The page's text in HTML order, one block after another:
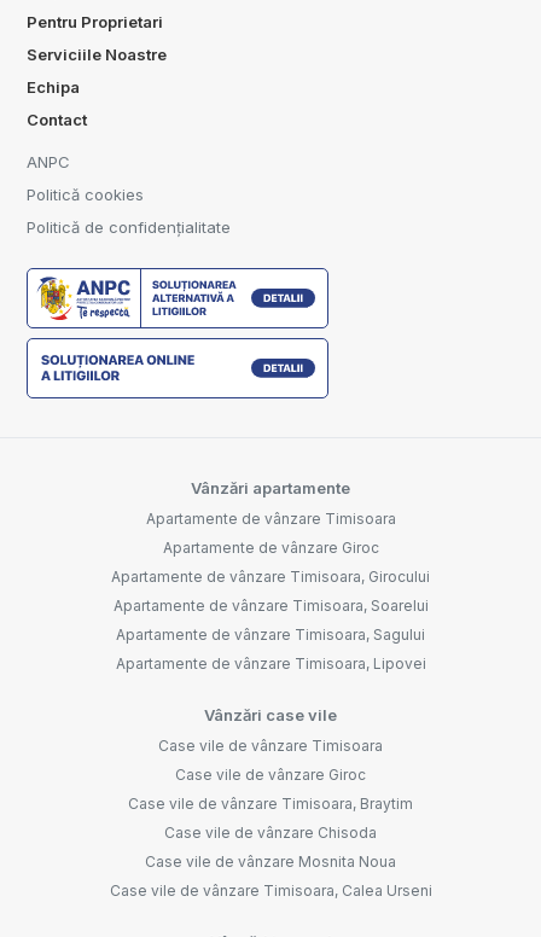
Pentru Proprietari
Serviciile Noastre
Echipa
Contact
ANPC
Politică cookies
Politică de confidențialitate
Vânzări apartamente
Apartamente de vânzare Timisoara
Apartamente de vânzare Giroc
Apartamente de vânzare Timisoara, Girocului
Apartamente de vânzare Timisoara, Soarelui
Apartamente de vânzare Timisoara, Sagului
Apartamente de vânzare Timisoara, Lipovei
Vânzări case vile
Case vile de vânzare Timisoara
Case vile de vânzare Giroc
Case vile de vânzare Timisoara, Braytim
Case vile de vânzare Chisoda
Case vile de vânzare Mosnita Noua
Case vile de vânzare Timisoara, Calea Urseni